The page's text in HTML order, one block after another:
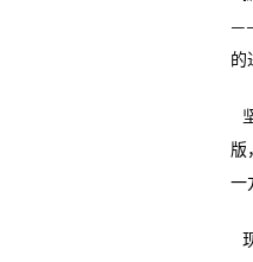
的
版
一